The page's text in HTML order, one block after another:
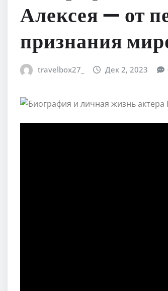
Алексея — от
признания
travelbox27_ Дек 2, 2023